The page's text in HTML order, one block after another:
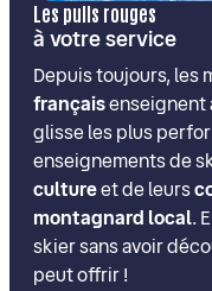
Les pulls rouges
à votre service
Depuis toujours, les
françaisenseignent
glisse les plus
enseignements de
cultureet de leurs
montagnard local.
skier sans avoir
peut offrir !